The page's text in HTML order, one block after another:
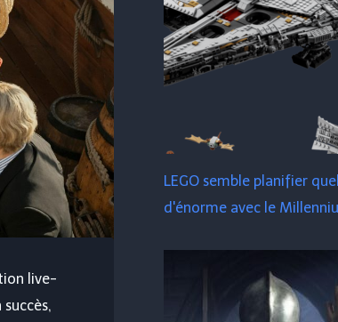
live-
LEGO semble planifier
d'énorme avec le